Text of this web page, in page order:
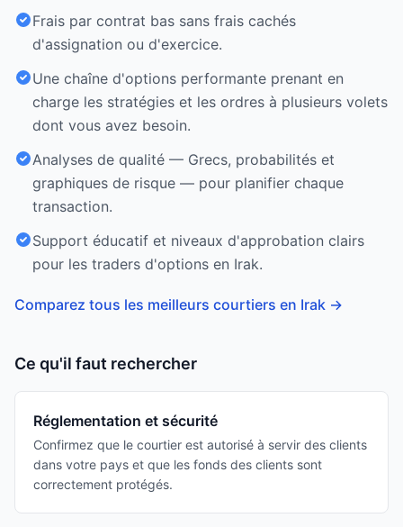
Frais par contrat bas sans frais cachés
d'assignation ou d'exercice.
Une chaîne d'options performante prenant en
charge les stratégies et les ordres à plusieurs volets
dont vous avez besoin.
Analyses de qualité — Grecs, probabilités et
graphiques de risque — pour planifier chaque
transaction.
Support éducatif et niveaux d'approbation clairs
pour les traders d'options en Irak.
Comparez tous les meilleurs courtiers en Irak →
Ce qu'il faut rechercher
Réglementation et sécurité
Confirmez que le courtier est autorisé à servir des clients
dans votre pays et que les fonds des clients sont
correctement protégés.